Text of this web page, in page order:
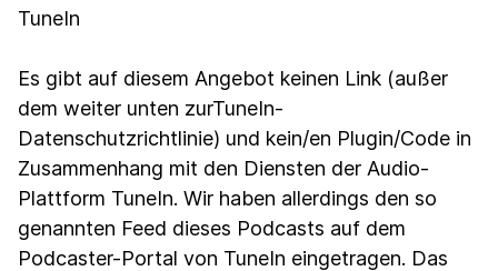
TuneIn
Es gibt auf diesem Angebot keinen Link (außer
dem weiter unten zurTuneIn-
Datenschutzrichtlinie) und kein/en Plugin/Code in
Zusammenhang mit den Diensten der Audio-
Plattform TuneIn. Wir haben allerdings den so
genannten Feed dieses Podcasts auf dem
Podcaster-Portal von TuneIn eingetragen. Das